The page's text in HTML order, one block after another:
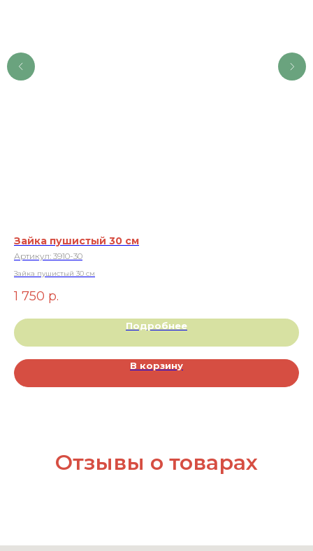
Зайка пушистый 30 см
Артикул: 3910-30
Зайка пушистый 30 см
1 750 р.
Подробнее
В корзину
Отзывы о товарах